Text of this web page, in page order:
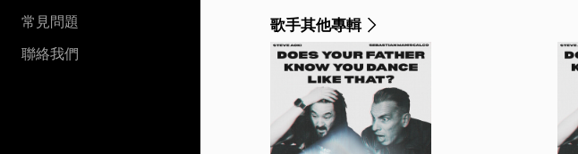
常見問題
聯絡我們
歌手其他專輯